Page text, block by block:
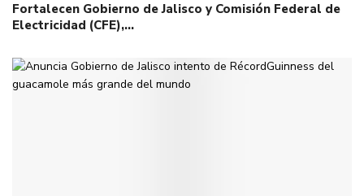
Fortalecen Gobierno de Jalisco y Comisión Federal de
Electricidad (CFE),…